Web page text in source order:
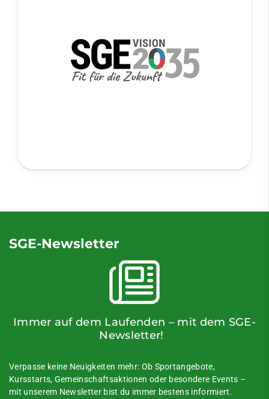
SGE-Newsletter
Immer auf dem Laufenden – mit dem SGE-
Newsletter!
Verpasse keine Neuigkeiten mehr: Ob Sportangebote,
Kursstarts, Gemeinschaftsaktionen oder besondere Events –
mit unserem Newsletter bist du immer bestens informiert.